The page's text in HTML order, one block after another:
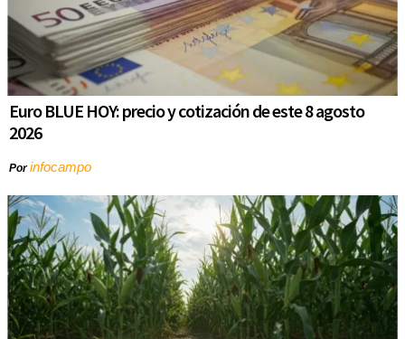
Euro BLUE HOY: precio y cotización de este 8 agosto
2026
Porinfocampo